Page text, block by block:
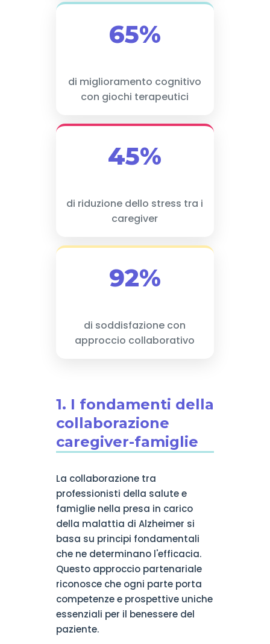
65%
di miglioramento cognitivo
con giochi terapeutici
45%
di riduzione dello stress tra i
caregiver
92%
di soddisfazione con
approccio collaborativo
1. I fondamenti della
collaborazione
caregiver-famiglie
La collaborazione tra
professionisti della salute e
famiglie nella presa in carico
della malattia di Alzheimer si
basa su principi fondamentali
che ne determinano l'efficacia.
Questo approccio partenariale
riconosce che ogni parte porta
competenze e prospettive uniche
essenziali per il benessere del
paziente.